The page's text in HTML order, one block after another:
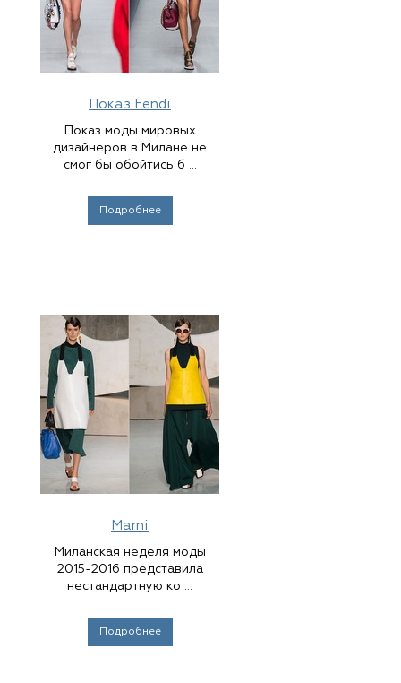
Показ Fendi
Показ моды мировых
дизайнеров в Милане не
смог бы обойтись б ...
Подробнее
Marni
Миланская неделя моды
2015-2016 представила
нестандартную ко ...
Подробнее